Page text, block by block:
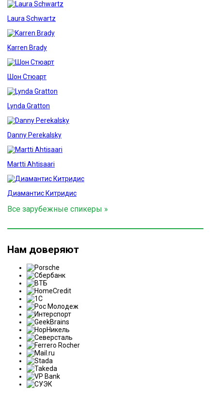
Laura Schwartz
Karren Brady
Шон Стюарт
Lynda Gratton
Danny Perekalsky
Martti Ahtisaari
Диамантис Китридис
Все зарубежные спикеры »
Нам доверяют